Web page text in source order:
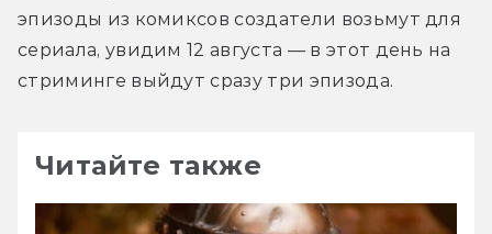
эпизоды из комиксов создатели возьмут для
сериала, увидим 12 августа — в этот день на
стриминге выйдут сразу три эпизода.
Читайте также